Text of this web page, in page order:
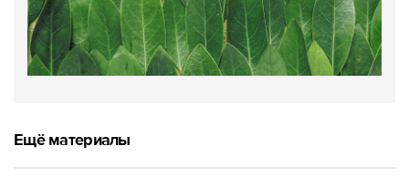
Ещё материалы